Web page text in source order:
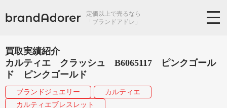
定価以上で売るなら
「ブランドアドレ」
買取実績紹介
カルティエ クラッシュ B6065117 ピンクゴール
ド ピンクゴールド
ブランドジュエリー
カルティエ
カルティエブレスレット